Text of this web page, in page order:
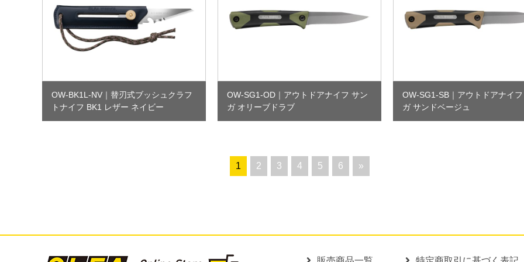
OW-BK1L-NV ｜ 替刃式ブッシュクラフ
トナイフ BK1 レザー ネイビー
OW-SG1-OD｜ アウトドアナイフ サン
ガ オリーブドラブ
OW-SG1-SB｜ アウトドアナイ
ガ サンドベージュ
1 2 3 4 5 6 »